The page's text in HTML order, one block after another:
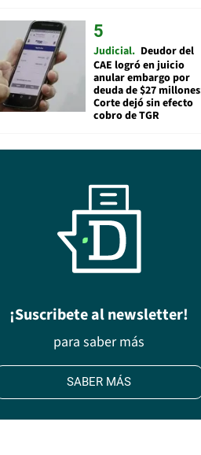
Judicial Deudor del
CAE logró en juicio
anular embargo por
deuda de $27
Corte dejó sin efecto
cobro de TGR
¡Suscribete al newsletter!
para saber más
SABER MÁS